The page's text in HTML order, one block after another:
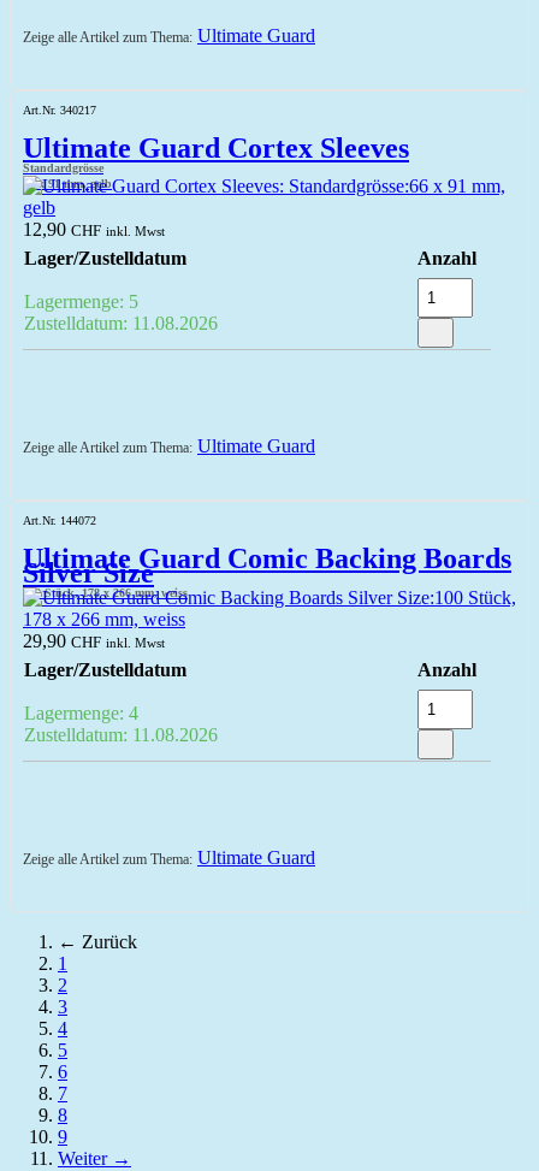
Zeige alle Artikel zum Thema: Ultimate Guard
Art.Nr. 340217
Ultimate Guard Cortex Sleeves
Standardgrösse
66 x 91 mm, gelb
12,90 CHF inkl. Mwst
Lager/Zustelldatum Anzahl
Lagermenge: 5
Zustelldatum: 11.08.2026
Zeige alle Artikel zum Thema: Ultimate Guard
Art.Nr. 144072
Ultimate Guard Comic Backing Boards
Silver Size
100 Stück, 178 x 266 mm, weiss
29,90 CHF inkl. Mwst
Lager/Zustelldatum Anzahl
Lagermenge: 4
Zustelldatum: 11.08.2026
Zeige alle Artikel zum Thema: Ultimate Guard
← Zurück
1
2
3
4
5
6
7
8
9
Weiter →